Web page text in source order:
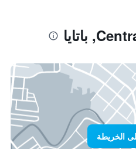
الخريطة